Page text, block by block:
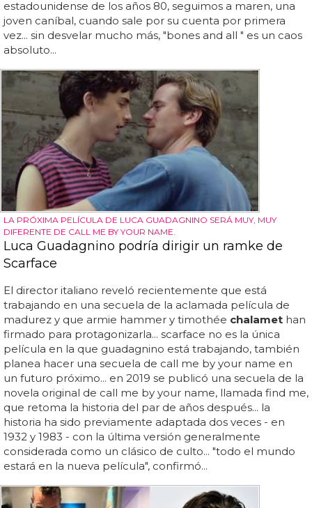
estadounidense de los años 80, seguimos a maren, una
joven caníbal, cuando sale por su cuenta por primera
vez... sin desvelar mucho más, "bones and all " es un caos
absoluto...
LA PRÓXIMA PELÍCULA DE LUCA GUADAGNINO SERÁ MUY, MUY
DIFERENTE DE CALL ME BY YOUR NAME.
Luca Guadagnino podría dirigir un ramke de
Scarface
El director italiano reveló recientemente que está
trabajando en una secuela de la aclamada película de
madurez y que armie hammer y timothée chalamet han
firmado para protagonizarla... scarface no es la única
película en la que guadagnino está trabajando, también
planea hacer una secuela de call me by your name en
un futuro próximo... en 2019 se publicó una secuela de la
novela original de call me by your name, llamada find me,
que retoma la historia del par de años después... la
historia ha sido previamente adaptada dos veces - en
1932 y 1983 - con la última versión generalmente
considerada como un clásico de culto... "todo el mundo
estará en la nueva película", confirmó...